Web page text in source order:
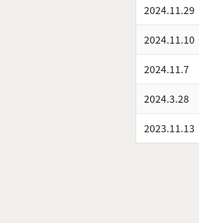
2024.11.29
2024.11.10
2024.11.7
2024.3.28
2023.11.13